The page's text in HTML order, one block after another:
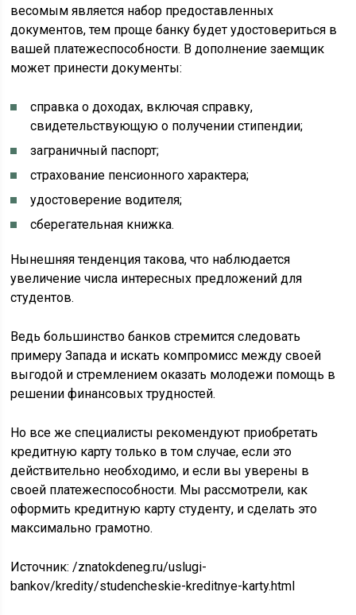
весомым является набор предоставленных
документов, тем проще банку будет удостовериться в
вашей платежеспособности. В дополнение заемщик
может принести документы:
справка о доходах, включая справку,
свидетельствующую о получении стипендии;
заграничный паспорт;
страхование пенсионного характера;
удостоверение водителя;
сберегательная книжка.
Нынешняя тенденция такова, что наблюдается
увеличение числа интересных предложений для
студентов.
Ведь большинство банков стремится следовать
примеру Запада и искать компромисс между своей
выгодой и стремлением оказать молодежи помощь в
решении финансовых трудностей.
Но все же специалисты рекомендуют приобретать
кредитную карту только в том случае, если это
действительно необходимо, и если вы уверены в
своей платежеспособности. Мы рассмотрели, как
оформить кредитную карту студенту, и сделать это
максимально грамотно.
Источник:/znatokdeneg.ru/uslugi-
bankov/kredity/studencheskie-kreditnye-karty.html